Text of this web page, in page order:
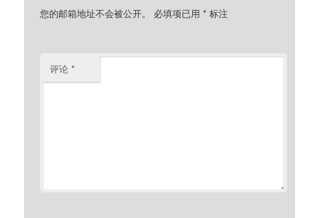
您的邮箱地址不会被公开。 必填项已用* 标注
评论*